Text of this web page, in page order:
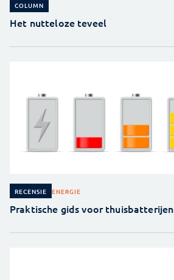
COLUMN
Het nutteloze teveel
RECENSIE ENERGIE
Praktische gids voor thuisbatterijen